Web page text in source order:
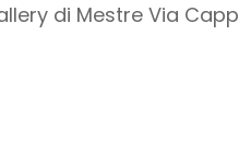
di Mestre Via